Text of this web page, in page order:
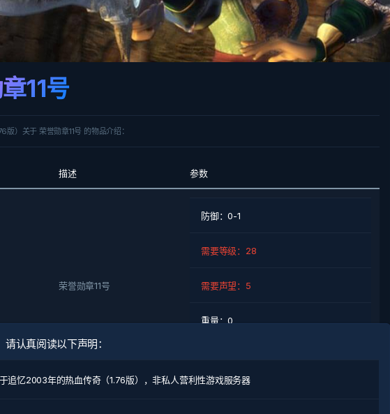
11号
版）关于 荣誉勋章11号 的物品介绍：
描述 参数
荣誉勋章11号
防御：0-1
需要等级：28
需要声望：5
重量：0
认真阅读以下声明：
追忆2003年的热血传奇（1.76版），非私人营利性游戏服务器